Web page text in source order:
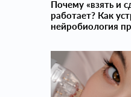
Почему «взять и
работает? Как
нейробиология